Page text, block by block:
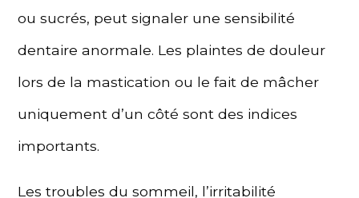
ou sucrés, peut signaler une sensibilité
dentaire anormale. Les plaintes de douleur
lors de la mastication ou le fait de mâcher
uniquement d’un côté sont des indices
importants.
Les troubles du sommeil, l’irritabilité